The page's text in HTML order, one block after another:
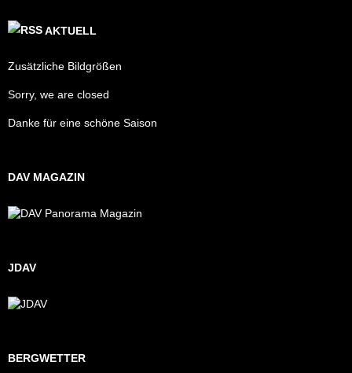
AKTUELL
Zusätzliche Bildgrößen
Sorry, we are closed
Danke für eine schöne Saison
DAV MAGAZIN
JDAV
BERGWETTER